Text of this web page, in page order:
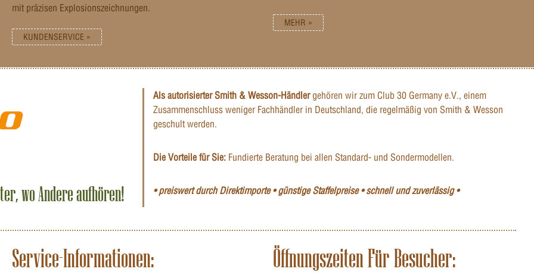
mit präzisen Explosionszeichnungen.
KUNDENSERVICE »
MEHR »
wo Andere aufhören!
Als autorisierter Smith & Wesson-Händlergehören wir zum Club 30 Germany e.V., einem
Zusammenschluss weniger Fachhändler in Deutschland, die regelmäßig von Smith & Wesson
geschult werden.
Die Vorteile für Sie: Fundierte Beratung bei allen Standard- und Sondermodellen.
• preiswert durch Direktimporte • günstige Staffelpreise • schnell und zuverlässig •
Service-Informationen: Öffnungszeiten Für Besucher: